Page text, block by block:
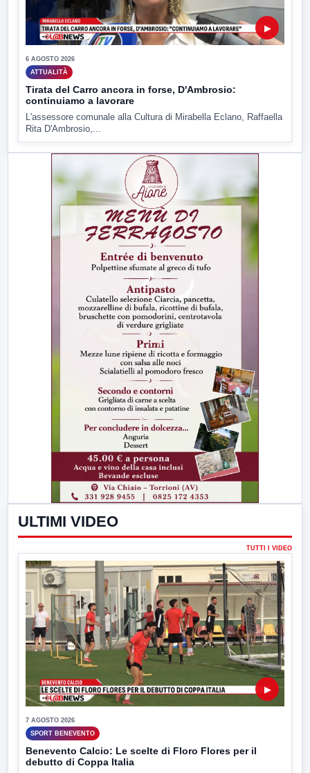
▶
6 AGOSTO 2026
ATTUALITÀ
Tirata del Carro ancora in forse, D'Ambrosio:
continuiamo a lavorare
L'assessore comunale alla Cultura di Mirabella Eclano, Raffaella
Rita D'Ambrosio,...
ULTIMI VIDEO
TUTTI I VIDEO
▶
7 AGOSTO 2026
SPORT BENEVENTO
Benevento Calcio: Le scelte di Floro Flores per il
debutto di Coppa Italia